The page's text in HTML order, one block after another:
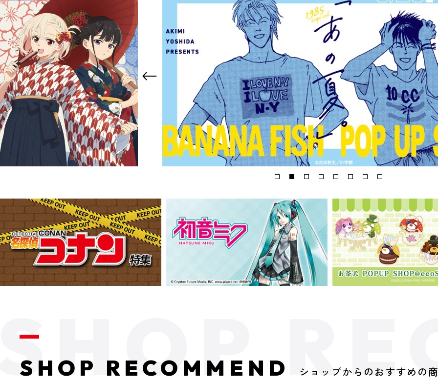
SHOP RECOMMEND ショップからのおすすめの